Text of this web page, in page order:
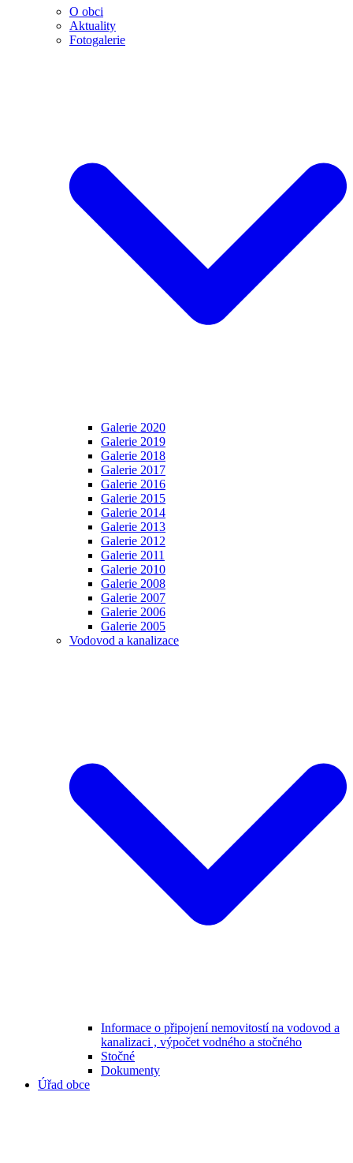
O obci
Aktuality
Fotogalerie
Galerie 2020
Galerie 2019
Galerie 2018
Galerie 2017
Galerie 2016
Galerie 2015
Galerie 2014
Galerie 2013
Galerie 2012
Galerie 2011
Galerie 2010
Galerie 2008
Galerie 2007
Galerie 2006
Galerie 2005
Vodovod a kanalizace
Informace o připojení nemovitostí na vodovod a
kanalizaci , výpočet vodného a stočného
Stočné
Dokumenty
Úřad obce